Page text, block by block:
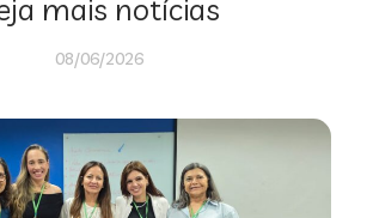
mais notícias
08/06/2026